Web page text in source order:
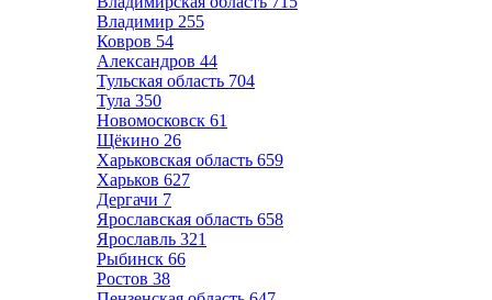
Владимир 255
Ковров 54
Александров 44
Тульская область 704
Тула 350
Новомосковск 61
Щёкино 26
Харьковская область 659
Харьков 627
Дергачи 7
Ярославская область 658
Ярославль 321
Рыбинск 66
Ростов 38